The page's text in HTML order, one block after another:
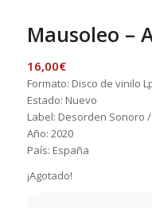
Mausoleo –
16,00€
Formato: Disco de vinilo
Estado: Nuevo
Label: Desorden Sonoro
Año: 2020
País: España
¡Agotado!